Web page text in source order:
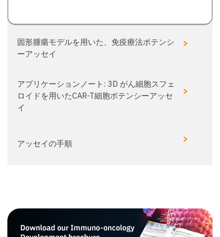
固形腫瘍モデルを用いた、免疫療法ポテンシ
ーアッセイ
>
アプリケーションノート: 3D がん細胞スフェ
ロイドを用いたCAR-T細胞ポテンシーアッセ
イ
>
アッセイの手順 >